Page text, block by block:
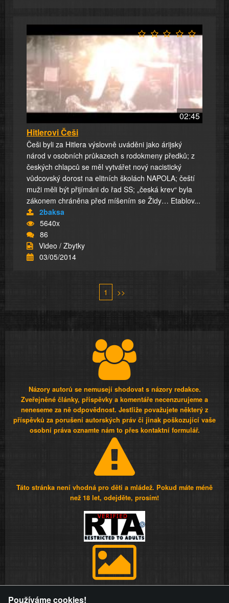
02:45
Hitlerovi Češi
Češi byli za Hitlera výslovně uváděni jako árijský
národ v osobních průkazech s rodokmeny předků; z
českých chlapců se měl vytvářet nový nacistický
vůdcovský dorost na elitních školách NAPOLA; čeští
muži měli být přijímáni do řad SS; „česká krev“ byla
zákonem chráněna před míšením se Židy… Etablov...
2baksa
5640x
86
Video / Zbytky
03/05/2014
1 >>
Názory autorů se nemusejí shodovat s názory redakce.
Zveřejněné články, příspěvky a komentáře necenzurujeme a
neneseme za ně odpovědnost. Jestliže považujete některý z
příspěvků za porušení autorských práv či jinak poškozující vaše
osobní práva oznamte nám to přes kontaktní formulář.
Táto stránka není vhodná pro děti a mládež. Pokud máte méně
než 18 let, odejděte, prosím!
Používáme cookies!